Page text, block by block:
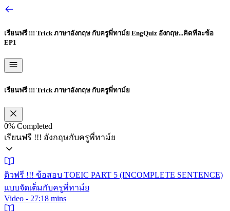
เรียนฟรี !!! Trick ภาษาอังกฤษ กับครูพี่ทาม์ย EngQuiz อังกฤษ...คิดทีละข้อ
EP1
เรียนฟรี !!! Trick ภาษาอังกฤษ กับครูพี่ทาม์ย
0% Completed
เรียนฟรี !!! อังกฤษกับครูพี่ทาม์ย
ติวฟรี !!! ข้อสอบ TOEIC PART 5 (INCOMPLETE SENTENCE)
แบบจัดเต็มกับครูพี่ทาม์ย
Video - 27:18 mins